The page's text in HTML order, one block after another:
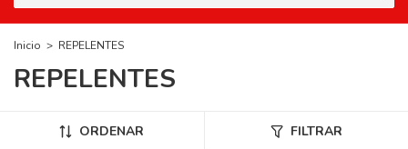
Inicio > REPELENTES
REPELENTES
ORDENAR FILTRAR